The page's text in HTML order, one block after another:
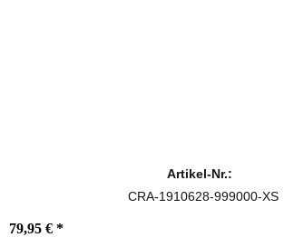
Artikel-Nr.:
CRA-1910628-999000-XS
79,95 € *